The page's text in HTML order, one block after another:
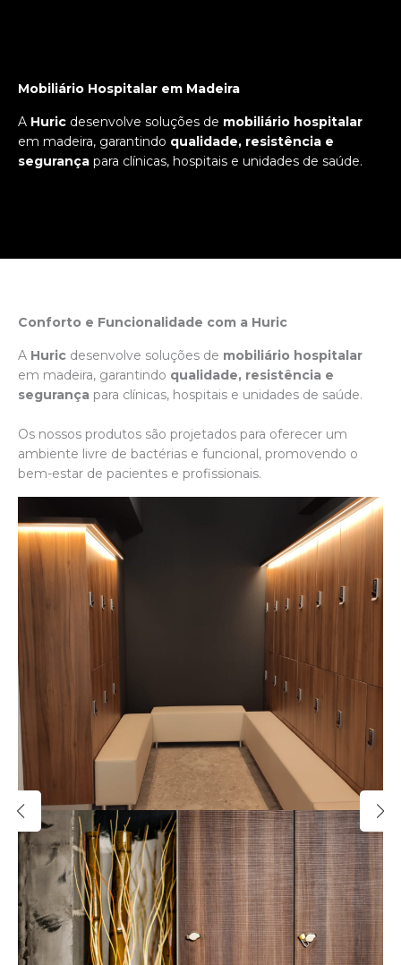
Mobiliário Hospitalar em Madeira
A Huric desenvolve soluções de mobiliário hospitalar
em madeira, garantindo qualidade, resistência e
segurança para clínicas, hospitais e unidades de saúde.
Conforto e Funcionalidade com a Huric
A Huric desenvolve soluções de mobiliário hospitalar
em madeira, garantindo qualidade, resistência e
segurança para clínicas, hospitais e unidades de saúde.
Os nossos produtos são projetados para oferecer um
ambiente livre de bactérias e funcional, promovendo o
bem-estar de pacientes e profissionais.